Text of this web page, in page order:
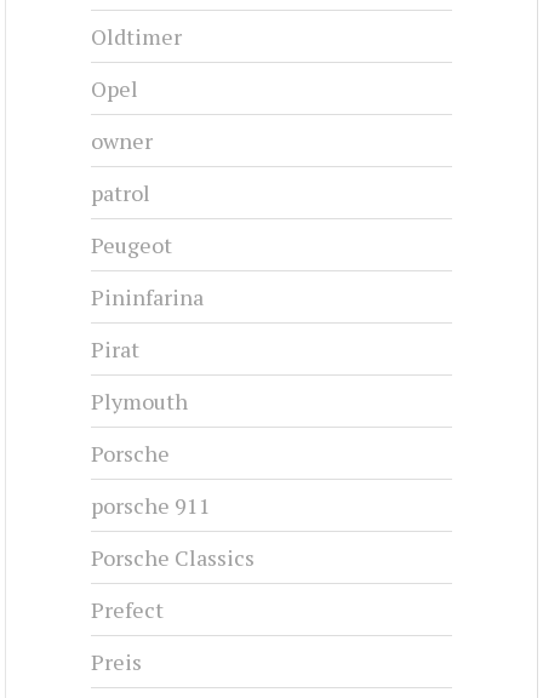
Oldtimer
Opel
owner
patrol
Peugeot
Pininfarina
Pirat
Plymouth
Porsche
porsche 911
Porsche Classics
Prefect
Preis